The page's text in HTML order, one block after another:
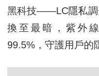
黑科技——LC隱私調
換至最暗，紫外
99.5%，守護用戶的